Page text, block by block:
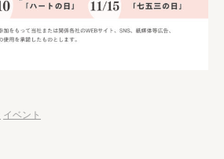
イベント